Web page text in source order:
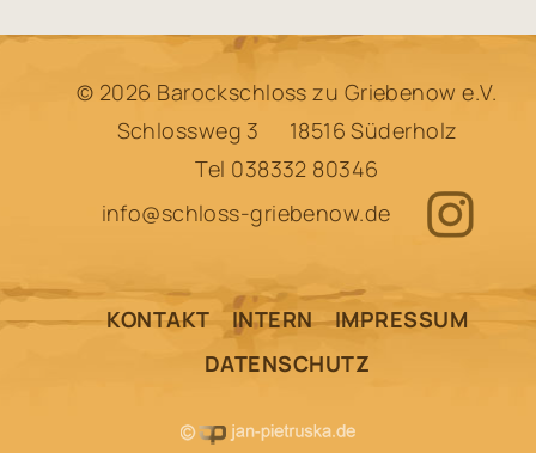
© 2026 Barockschloss zu Griebenow e.V.
Schlossweg 3
18516 Süderholz
Tel 038332 80346
info@schloss-griebenow.de
KONTAKT INTERN
IMPRESSUM
DATENSCHUTZ